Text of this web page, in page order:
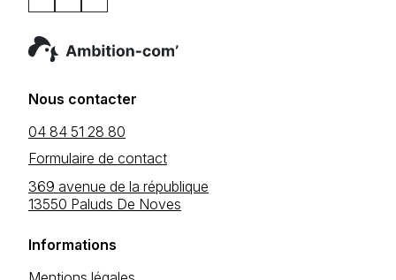
Nous contacter
04 84 51 28 80
Formulaire de contact
369 avenue de la république
13550 Paluds De Noves
Informations